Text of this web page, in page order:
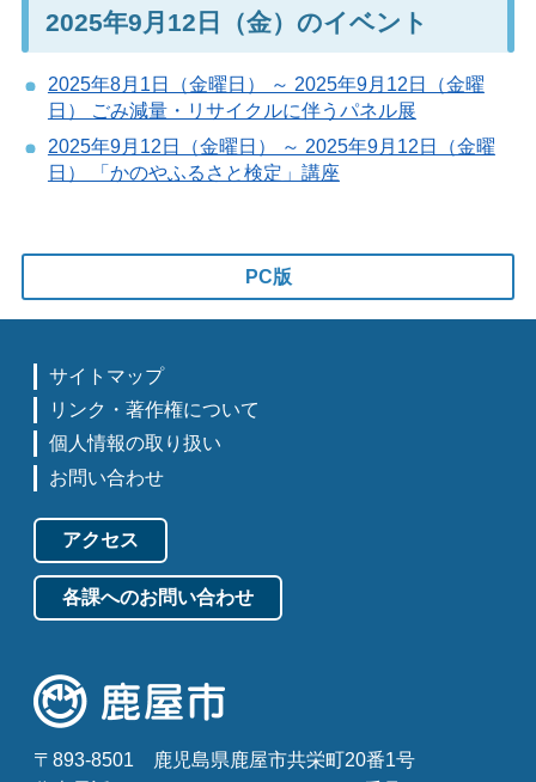
2025年9月12日（金）のイベント
2025年8月1日（金曜日） ～ 2025年9月12日（金曜
日） ごみ減量・リサイクルに伴うパネル展
2025年9月12日（金曜日） ～ 2025年9月12日（金曜
日） 「かのやふるさと検定」講座
PC版
サイトマップ
リンク・著作権について
個人情報の取り扱い
お問い合わせ
アクセス
各課へのお問い合わせ
〒893-8501
鹿児島県鹿屋市共栄町20番1号